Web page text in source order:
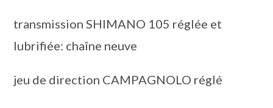
transmission SHIMANO 105 réglée et
lubrifiée: chaîne neuve
jeu de direction CAMPAGNOLO réglé